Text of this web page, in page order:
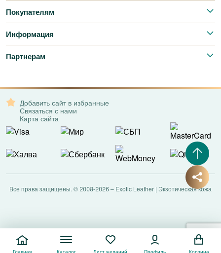
Покупателям
Информация
Партнерам
Добавить сайт в избранные
Связаться с нами
Карта сайта
Все права защищены. © 2008-2026 – Exotic Leather | Экзотическая кожа
Главная Каталог Лист желаний Профиль Корзина